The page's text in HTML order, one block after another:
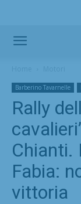
Barberino Tavarnelle
Rally
Chianti.
Fabia:
vittoria